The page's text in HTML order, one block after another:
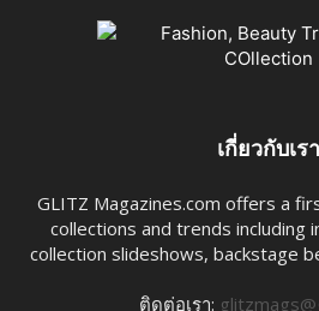
เกี่ยวกับเรา
GLITZ Magazines.com offers a
collections and trends including
collection slideshows, backstage
ติดต่อเรา: